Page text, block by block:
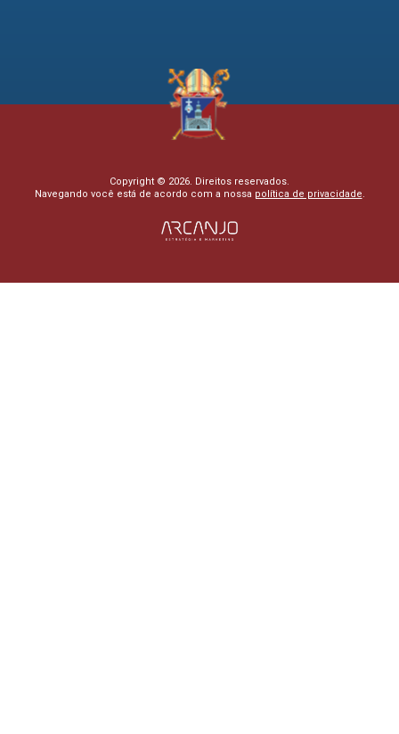
Copyright © 2026. Direitos reservados.
Navegando você está de acordo com a nossa política de privacidade.